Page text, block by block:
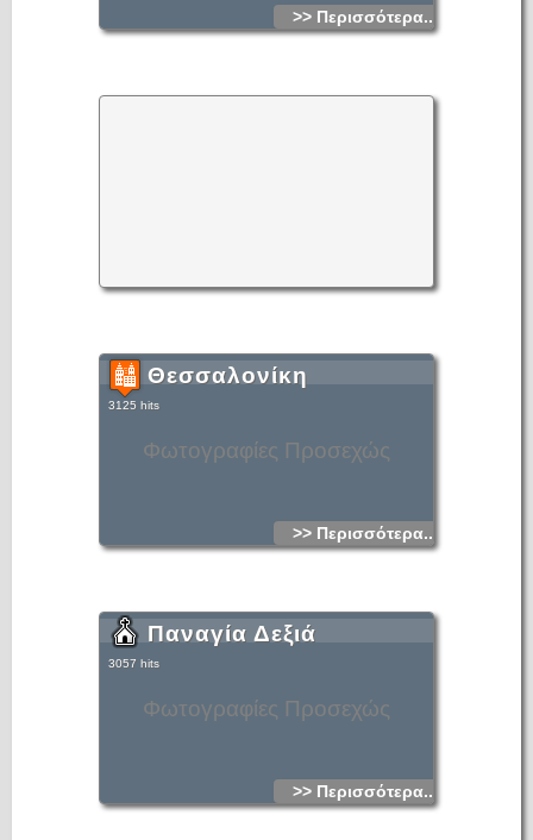
>> Περισσότερα...
Φωτογραφίες Προσεχώς
Θεσσαλονίκη
3125 hits
>> Περισσότερα...
Φωτογραφίες Προσεχώς
Παναγία Δεξιά
3057 hits
>> Περισσότερα...